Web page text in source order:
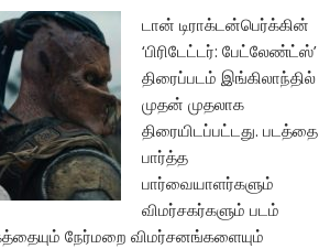
டான் டிராக்டன்பெர்க்கின்
‘பிரிடேட்டர்: பேட்லேண்ட்ஸ்’
திரைப்படம் இங்கிலாந்தில்
முதன் முதலாக
திரையிடப்பட்டது. படத்தை
பார்த்த
பார்வையாளர்களும்
விமர்சகர்களும் படம்
நேர்மறை விமர்சனங்களையும்